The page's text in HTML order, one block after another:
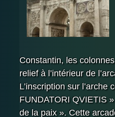
Constantin, les
relief à l’intérieur de
L’inscription sur l’arche
FUNDATORI QVIETIS
de la paix ». Cette